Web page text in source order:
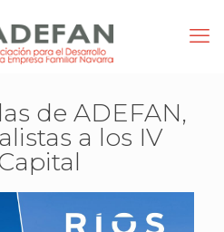
de ADEFAN,
a los IV